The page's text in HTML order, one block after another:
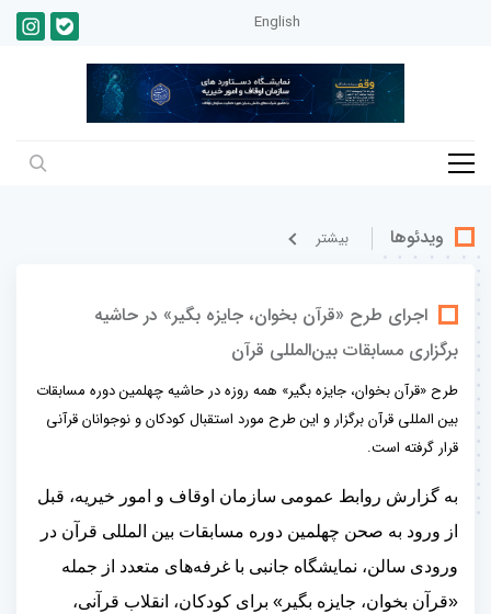
English
ویدئوها بيشتر
اجرای طرح «قرآن بخوان، جایزه بگیر» در حاشیه
برگزاری مسابقات بین‌المللی قرآن
طرح «قرآن بخوان، جایزه بگیر» همه روزه در حاشیه چهلمین دوره مسابقات
بین المللی قرآن برگزار و این طرح مورد استقبال کودکان و نوجوانان قرآنی
قرار گرفته است.
به گزارش روابط عمومی سازمان اوقاف و امور خیریه، قبل
از ورود به صحن چهلمین دوره مسابقات بین المللی قرآن در
ورودی سالن، نمایشگاه جانبی با غرفه‌های متعدد از جمله
«قرآن بخوان، جایزه بگیر» برای کودکان، انقلاب قرآنی،